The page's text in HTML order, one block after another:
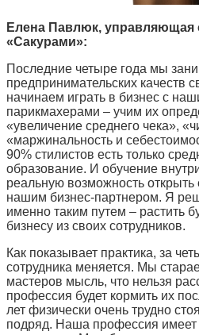
Елена Павлюк, управляющая
«Сакурами»:
Последние четыре года мы
предпринимательских качеств
начинаем играть в бизнес с
парикмахерами – учим их
«увеличение среднего чека»,
«маржинальность и
90% стилистов есть только
образование. И обучение
реальную возможность открыть
нашим бизнес-партнером. Я
именно таким путем – растить
бизнесу из своих сотрудников.
Как показывает практика, за
сотрудника меняется. Мы
мастеров мысль, что нельзя
профессия будет кормить их
лет физически очень трудно
подряд. Наша профессия имеет